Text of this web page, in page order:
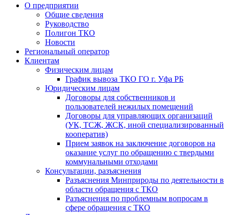
О предприятии
Общие сведения
Руководство
Полигон ТКО
Новости
Региональный оператор
Клиентам
Физическим лицам
График вывоза ТКО ГО г. Уфа РБ
Юридическим лицам
Договоры для собственников и
пользователей нежилых помещений
Договоры для управляющих организаций
(УК, ТСЖ, ЖСК, иной специализированный
кооператив)
Прием заявок на заключение договоров на
оказание услуг по обращению с твердыми
коммунальными отходами
Консультации, разъяснения
Разъяснения Минприроды по деятельности в
области обращения с ТКО
Разъяснения по проблемным вопросам в
сфере обращения с ТКО